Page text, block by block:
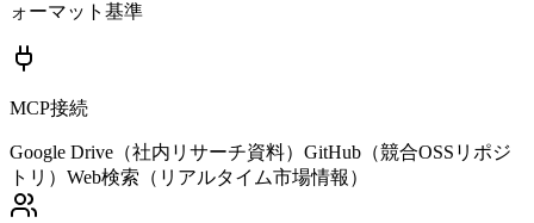
ォーマット基準
MCP接続
Google Drive（社内リサーチ資料） GitHub（競合OSSリポジ
トリ） Web検索（リアルタイム市場情報）